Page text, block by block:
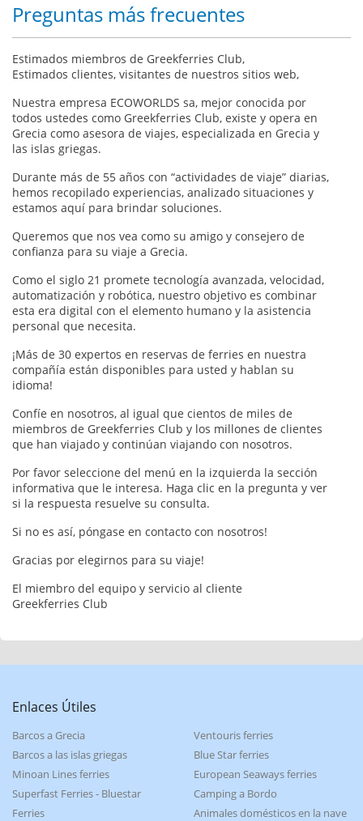
Preguntas más frecuentes
Estimados miembros de Greekferries Club,
Estimados clientes, visitantes de nuestros sitios web,
Nuestra empresa ECOWORLDS sa, mejor conocida por
todos ustedes como Greekferries Club, existe y opera en
Grecia como asesora de viajes, especializada en Grecia y
las islas griegas.
Durante más de 55 años con “actividades de viaje” diarias,
hemos recopilado experiencias, analizado situaciones y
estamos aquí para brindar soluciones.
Queremos que nos vea como su amigo y consejero de
confianza para su viaje a Grecia.
Como el siglo 21 promete tecnología avanzada, velocidad,
automatización y robótica, nuestro objetivo es combinar
esta era digital con el elemento humano y la asistencia
personal que necesita.
¡Más de 30 expertos en reservas de ferries en nuestra
compañía están disponibles para usted y hablan su
idioma!
Confíe en nosotros, al igual que cientos de miles de
miembros de Greekferries Club y los millones de clientes
que han viajado y continúan viajando con nosotros.
Por favor seleccione del menú en la izquierda la sección
informativa que le interesa. Haga clic en la pregunta y ver
si la respuesta resuelve su consulta.
Si no es así, póngase en contacto con nosotros!
Gracias por elegirnos para su viaje!
El miembro del equipo y servicio al cliente
Greekferries Club
Enlaces Útiles
Barcos a Grecia
Barcos a las islas griegas
Minoan Lines ferries
Superfast Ferries - Bluestar
Ferries
Ventouris ferries
Blue Star ferries
European Seaways ferries
Camping a Bordo
Animales domésticos en la nave